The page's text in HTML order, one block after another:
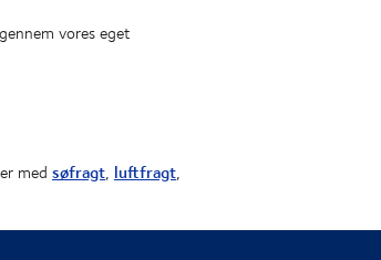
vores eget
med søfragt, luftfragt,